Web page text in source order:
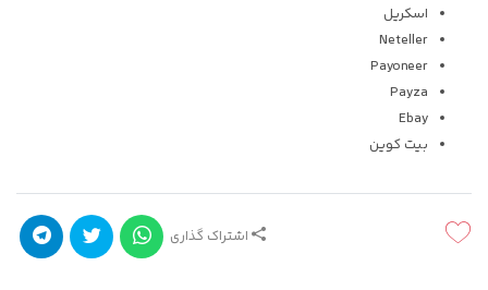
اسکریل
Neteller
Payoneer
Payza
Ebay
بیت کوین
اشتراک گذاری